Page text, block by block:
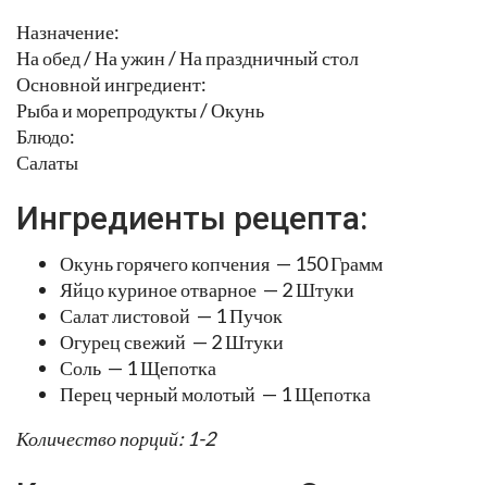
Назначение:
На обед / На ужин / На праздничный стол
Основной ингредиент:
Рыба и морепродукты / Окунь
Блюдо:
Салаты
Ингредиенты рецепта:
Окунь горячего копчения — 150 Грамм
Яйцо куриное отварное — 2 Штуки
Салат листовой — 1 Пучок
Огурец свежий — 2 Штуки
Соль — 1 Щепотка
Перец черный молотый — 1 Щепотка
Количество порций: 1-2